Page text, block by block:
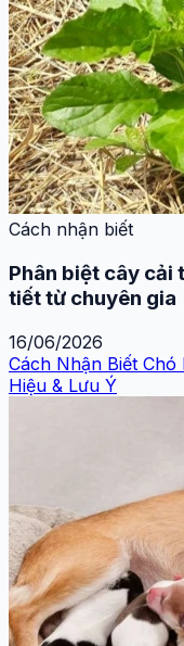
Cách nhận biết
Phân biệt cây cải
tiết từ chuyên gia
16/06/2026
Cách Nhận Biết
Hiệu & Lưu Ý